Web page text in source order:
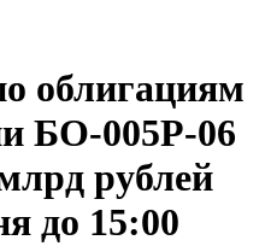
облигациям
БО-005Р-06
рублей
до 15:00